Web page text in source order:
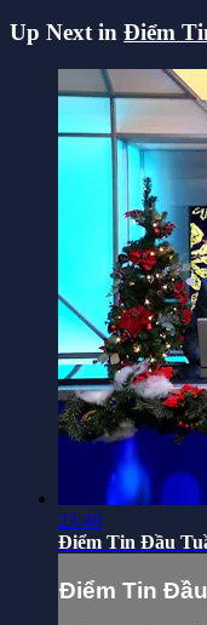
Up Next in Điểm
23:48
Điểm Tin Đầu
Điểm Tin